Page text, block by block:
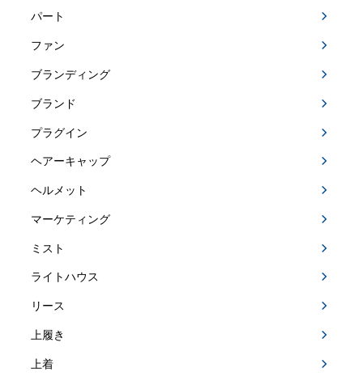
パート
ファン
ブランディング
ブランド
プラグイン
ヘアーキャップ
ヘルメット
マーケティング
ミスト
ライトハウス
リース
上履き
上着